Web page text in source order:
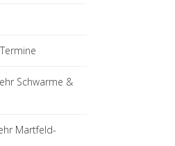
Schwarme &
Martfeld-